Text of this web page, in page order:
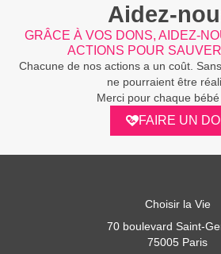
Aidez-
GRÂCE À VOS DONS, AIDEZ-
ACTIONS POUR
Chacune de nos actions a un coût.
ne pourraient être
Merci pour chaque
FAIRE UN
Choisir la Vie
70 boulevard Saint-
75005 Paris